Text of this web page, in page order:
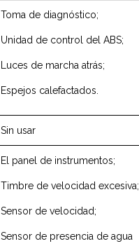
Toma de diagnóstico;
Unidad de control del ABS;
Luces de marcha atrás;
Espejos calefactados.
Sin usar
El panel de instrumentos;
Timbre de velocidad excesiva;
Sensor de velocidad;
Sensor de presencia de agua